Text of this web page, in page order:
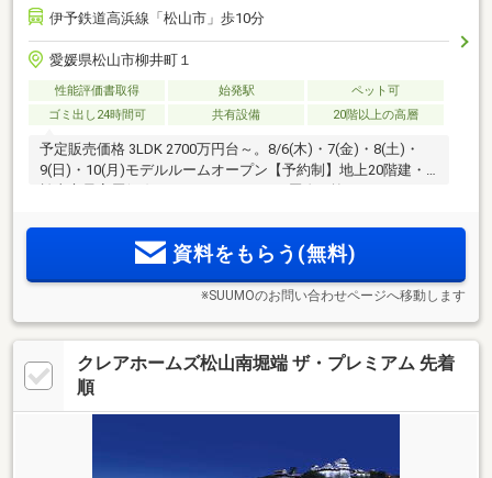
伊予鉄道高浜線「松山市」歩10分
愛媛県松山市柳井町１
性能評価書取得 始発駅
ペット可
ゴミ出し24時間可
共有設備 20階以上の高層
予定販売価格 3LDK 2700万円台～。8/6(木)・7(金)・8(土)・
9(日)・10(月)モデルルームオープン【予約制】地上20階建・
駅徒歩10分、「松山銀天街商店街」徒歩3分、「大街道商店
街」徒歩4分。資料請求受付中資料をもらう(無料)
※SUUMOのお問い合わせページへ移動します
クレアホームズ松山南堀端 ザ・プレミアム 先着
順